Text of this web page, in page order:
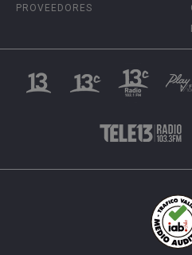
PROVEEDORES